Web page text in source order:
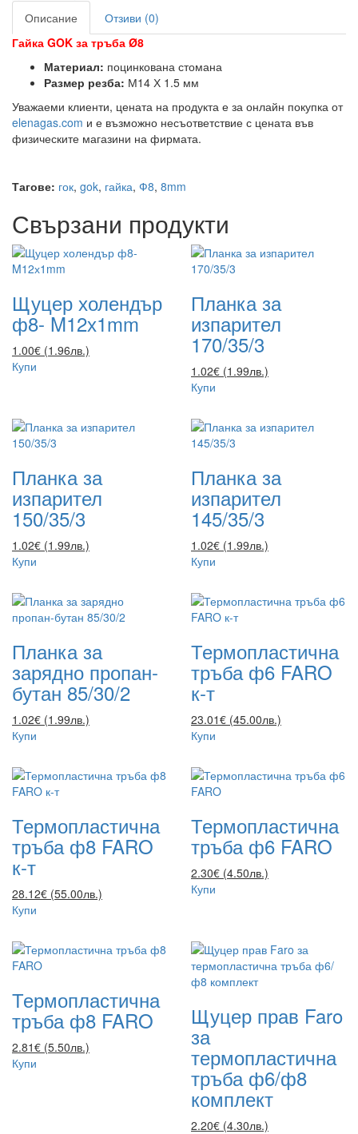
Описание
Отзиви (0)
Гайка GOK за тръба Ø8
Материал: поцинкована стомана
Размер резба: М14 Х 1.5 мм
Уважаеми клиенти, цената на продукта е за онлайн покупка от
elenagas.com и е възможно несъответствие с цената във
физическите магазини на фирмата.
Тагове: гок, gok, гайка, Ф8, 8mm
Свързани продукти
Щуцер холендър
ф8- M12х1mm
1.00€ (1.96лв.)
Купи
Планка за
изпарител
170/35/3
1.02€ (1.99лв.)
Купи
Планка за
изпарител
150/35/3
1.02€ (1.99лв.)
Купи
Планка за
изпарител
145/35/3
1.02€ (1.99лв.)
Купи
Планка за
зарядно пропан-
бутан 85/30/2
1.02€ (1.99лв.)
Купи
Термопластична
тръба ф6 FARO
к-т
23.01€ (45.00лв.)
Купи
Термопластична
тръба ф8 FARO
к-т
28.12€ (55.00лв.)
Купи
Термопластична
тръба ф6 FARO
2.30€ (4.50лв.)
Купи
Термопластична
тръба ф8 FARO
2.81€ (5.50лв.)
Купи
Щуцер прав Faro
за
термопластична
тръба ф6/ф8
комплект
2.20€ (4.30лв.)